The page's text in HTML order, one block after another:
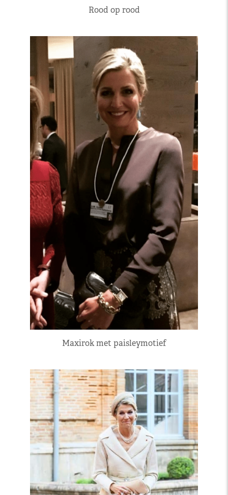
Rood op rood
Maxirok met paisleymotief